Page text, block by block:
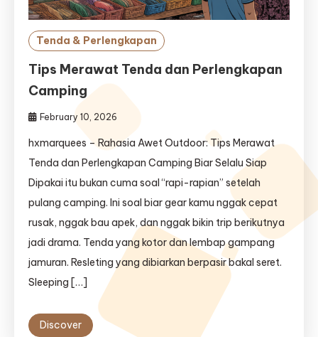
Tenda & Perlengkapan
Tips Merawat Tenda dan Perlengkapan
Camping
February 10, 2026
hxmarquees – Rahasia Awet Outdoor: Tips Merawat
Tenda dan Perlengkapan Camping Biar Selalu Siap
Dipakai itu bukan cuma soal “rapi-rapian” setelah
pulang camping. Ini soal biar gear kamu nggak cepat
rusak, nggak bau apek, dan nggak bikin trip berikutnya
jadi drama. Tenda yang kotor dan lembap gampang
jamuran. Resleting yang dibiarkan berpasir bakal seret.
Sleeping […]
Discover